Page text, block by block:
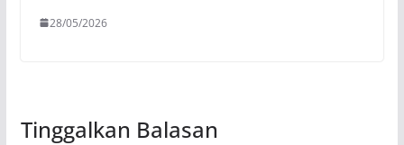
28/05/2026
Tinggalkan Balasan